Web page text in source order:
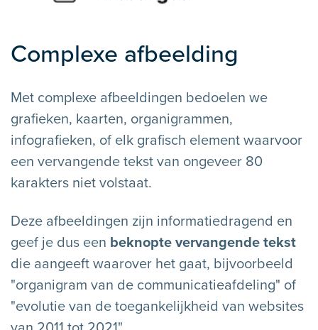
Complexe afbeelding
Met complexe afbeeldingen bedoelen we
grafieken, kaarten, organigrammen,
infografieken, of elk grafisch element waarvoor
een vervangende tekst van ongeveer 80
karakters niet volstaat.
Deze afbeeldingen zijn informatiedragend en
geef je dus een beknopte vervangende tekst
die aangeeft waarover het gaat, bijvoorbeeld
"organigram van de communicatieafdeling" of
"evolutie van de toegankelijkheid van websites